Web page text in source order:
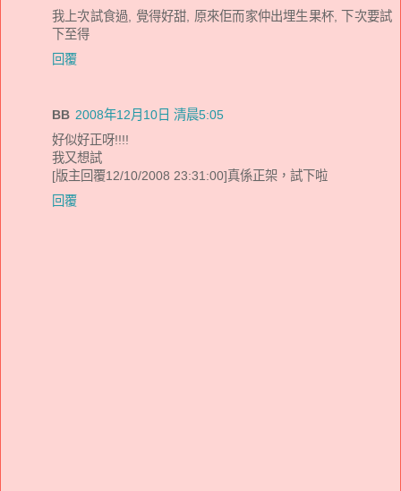
我上次試食過, 覺得好甜, 原來佢而家仲出埋生果杯, 下次要試
下至得
回覆
BB 2008年12月10日 清晨5:05
好似好正呀!!!!
我又想試
[版主回覆12/10/2008 23:31:00]真係正架，試下啦
回覆